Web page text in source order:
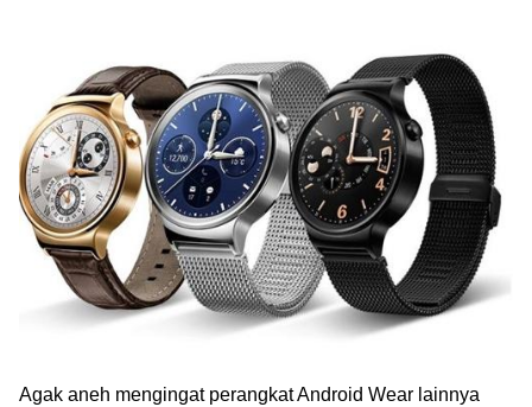
Agak aneh mengingat perangkat Android Wear lainnya